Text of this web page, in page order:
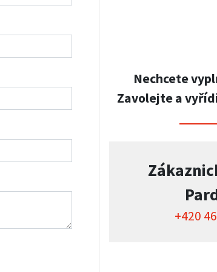
Nechcete
Zavolejte a
+420